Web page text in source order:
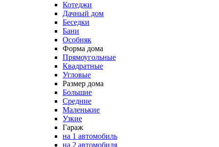
Котеджи
Дачный дом
Беседки
Бани
Особняк
Форма дома
Прямоугольные
Квадратные
Угловые
Размер дома
Большие
Средние
Маленькие
Узкие
Гараж
на 1 автомобиль
на 2 автомобиля